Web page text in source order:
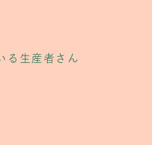
る生産者さん